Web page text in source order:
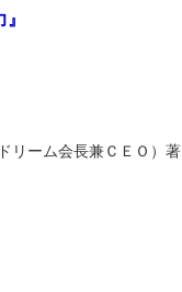
リーム会長兼ＣＥＯ）著